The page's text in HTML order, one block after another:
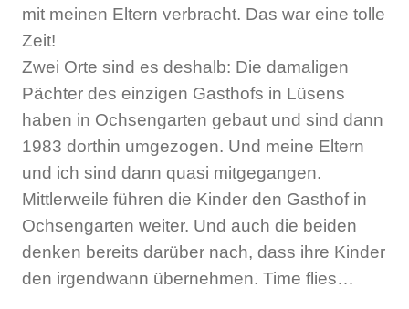
mit meinen Eltern verbracht. Das war eine tolle
Zeit!
Zwei Orte sind es deshalb: Die damaligen
Pächter des einzigen Gasthofs in Lüsens
haben in Ochsengarten gebaut und sind dann
1983 dorthin umgezogen. Und meine Eltern
und ich sind dann quasi mitgegangen.
Mittlerweile führen die Kinder den Gasthof in
Ochsengarten weiter. Und auch die beiden
denken bereits darüber nach, dass ihre Kinder
den irgendwann übernehmen. Time flies…